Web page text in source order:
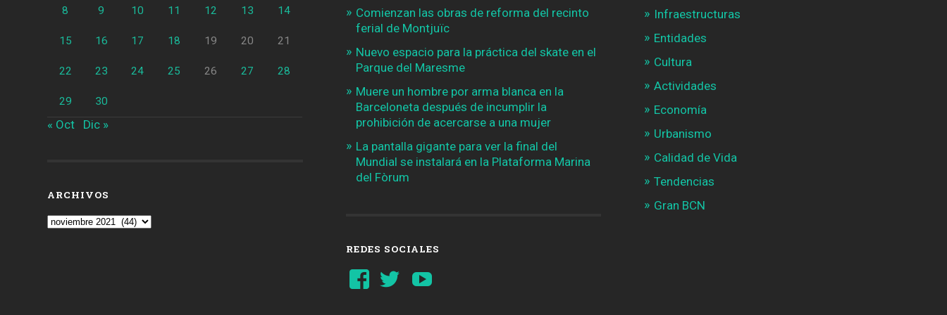
8 9 10 11 12 13 14
15 16 17 18 19 20 21
22 23 24 25 26 27 28
29 30
« Oct Dic »
ARCHIVOS
Archivos
Comienzan las obras de reforma del recinto
ferial de Montjuïc
Nuevo espacio para la práctica del skate en el
Parque del Maresme
Muere un hombre por arma blanca en la
Barceloneta después de incumplir la
prohibición de acercarse a una mujer
La pantalla gigante para ver la final del
Mundial se instalará en la Plataforma Marina
del Fòrum
REDES SOCIALES
Ver
perfil
Ver
perfil
Infraestructuras
Entidades
Cultura
Actividades
Economía
Urbanismo
Calidad de Vida
Tendencias
Gran BCN